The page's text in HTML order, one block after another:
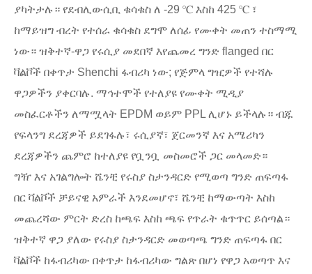
ያካትታሉ። የደብሊውሲቢ ቁሳቁስ ለ -29 ℃ እስከ 425 ℃ ፣
ከማይዝግ ብረት የተሰራ ቁሳቁስ ደግሞ ለሰፊ የሙቀት መጠን ተስማሚ
ነው። ዝቅተኛ-ዋጋ የሩሲያ መደበኛ እየጨመረ ግንድ flanged በር
ቫልቮች በቀጥታ Shenchi ፋብሪካ ነው; የጅምላ ግዢዎች የተሻሉ
ዋጋዎችን ያቀርባሉ. ማኅተሞች የተለያዩ የሙቀት ሚዲያ
መስፈርቶችን ለማሟላት EPDM ወይም PPL ሊሆኑ ይችላሉ። ብጁ
የፍላንግ ደረጃዎች ይደገፋሉ፣ ሩሲያኛ፣ ጀርመንኛ እና አሜሪካን
ደረጃዎችን ጨምሮ ከተለያዩ የቧንቧ መስመሮች ጋር መላመድ።
ግዥ እና አገልግሎት ሼንቺ የሩስያ ስታንዳርድ የሚወጣ ግንድ ጠፍጣፋ
በር ቫልቮች ቻይናዊ አምራች እንደመሆኖ፣ ሼንቺ ከማውጣት እስከ
መጨረሻው ምርት ድረስ ከጫፍ እስከ ጫፍ የጥራት ቁጥጥር ይሰጣል።
ዝቅተኛ ዋጋ ያለው የሩስያ ስታንዳርድ መወጣጫ ግንድ ጠፍጣፋ በር
ቫልቮች ከፋብሪካው በቀጥታ ከፋብሪካው ግልጽ በሆነ የዋጋ አወጣጥ እና